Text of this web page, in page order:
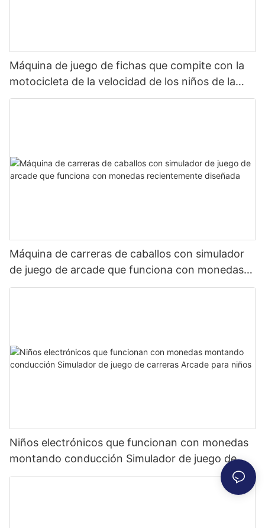
Máquina de juego de fichas que compite con la
motocicleta de la velocidad de los niños de la
arcada vendedora caliente del centro de juegos
Máquina de carreras de caballos con simulador
de juego de arcade que funciona con monedas
recientemente diseñada
Niños electrónicos que funcionan con monedas
montando conducción Simulador de juego de
carreras Arcade para niños